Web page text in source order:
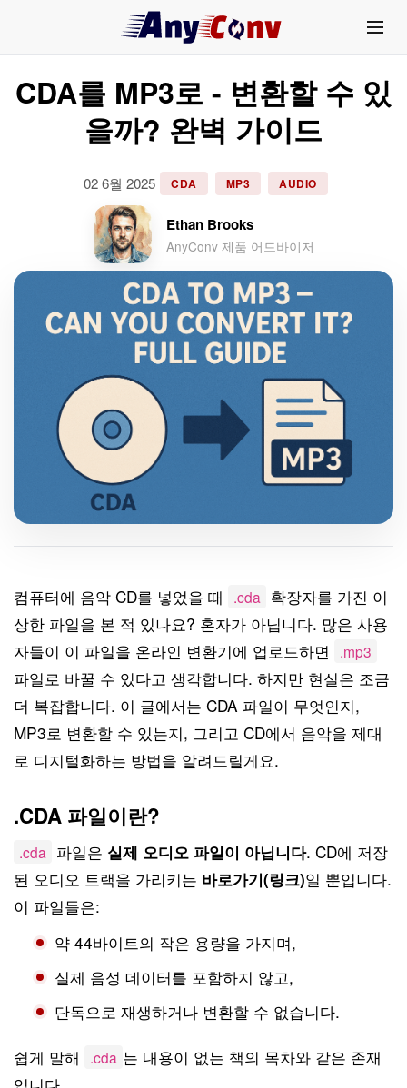
CDA를 MP3로 - 변환할 수 있
을까? 완벽 가이드
02 6월 2025 CDA MP3 AUDIO
Ethan Brooks
AnyConv 제품 어드바이저
컴퓨터에 음악 CD를 넣었을 때 .cda 확장자를 가진 이
상한 파일을 본 적 있나요? 혼자가 아닙니다. 많은 사용
자들이 이 파일을 온라인 변환기에 업로드하면
.mp3
파일로 바꿀 수 있다고 생각합니다. 하지만 현실은 조금
더 복잡합니다. 이 글에서는 CDA 파일이 무엇인지,
MP3로 변환할 수 있는지, 그리고 CD에서 음악을 제대
로 디지털화하는 방법을 알려드릴게요.
.CDA 파일이란?
.cda 파일은 실제 오디오 파일이 아닙니다. CD에 저장
된 오디오 트랙을 가리키는 바로가기(링크)일 뿐입니다.
이 파일들은:
약 44바이트의 작은 용량을 가지며,
실제 음성 데이터를 포함하지 않고,
단독으로 재생하거나 변환할 수 없습니다.
쉽게 말해
.cda 는 내용이 없는 책의 목차와 같은 존재